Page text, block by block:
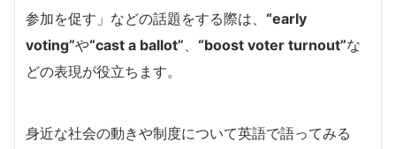
参加を促す」などの話題をする際は、 “early
voting”や“cast a ballot” “boost voter turnout”な
どの表現が役立ちます。
身近な社会の動きや制度について英語で語ってみる